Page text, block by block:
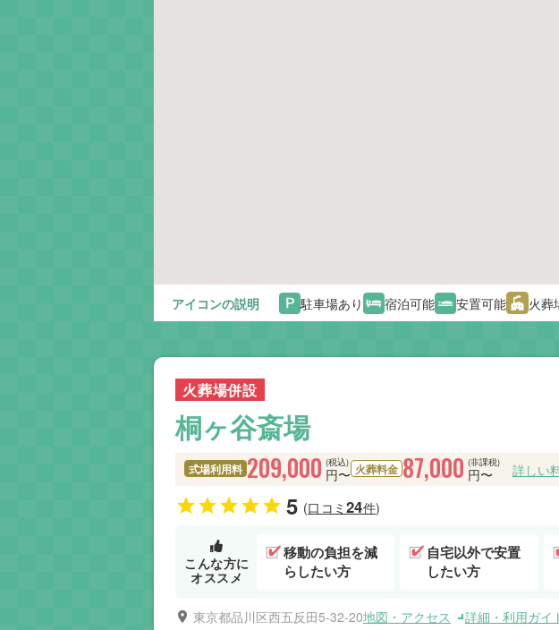
アイコンの説明 駐車場あり 宿泊可能 安置可能 火葬
火葬場併設
桐ヶ谷斎場
式場利用料 (税込)
209,000 円〜 火葬料金 (非課税)
87,000 円〜 詳しい
5 (口コミ24件)
こんな方に
オススメ
移動の負担を減
らしたい方
自宅以外で安置
したい方
東京都品川区西五反田5-32-20地図・アクセス
詳細・利用ガイ